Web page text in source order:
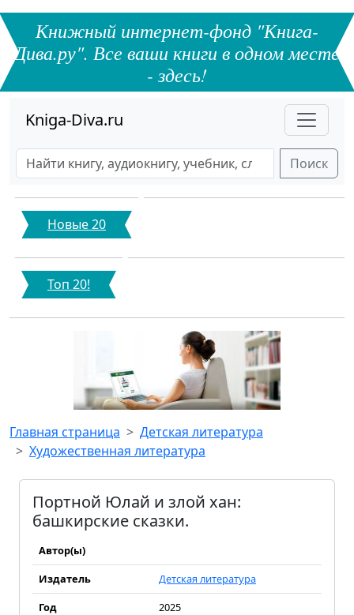
Книжный интернет-фонд "Книга-
Дива.ру". Все ваши книги в одном месте
- здесь!
Kniga-Diva.ru
Поиск
Новые 20
Топ 20!
Главная страница
Детская литература
Художественная литература
Портной Юлай и злой хан:
башкирские сказки.
Автор(ы)
Издатель
Детская литература
Год
2025